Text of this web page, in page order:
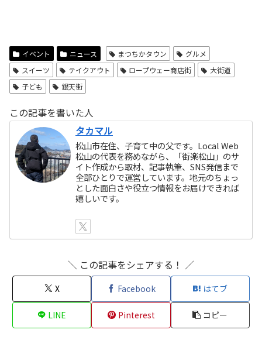
イベント ニュース まつちかタウン
グルメ
スイーツ
テイクアウト ロープウェー商店街
大街道
子ども
銀天街
この記事を書いた人
タカマル
松山市在住、子育て中の父です。Local Web
松山の代表を務めながら、「街楽松山」のサ
イト作成から取材、記事執筆、SNS発信まで
全部ひとりで運営しています。地元のちょっ
とした面白さや役立つ情報をお届けできれば
嬉しいです。
＼ この記事をシェアする！ ／
X Facebook はてブ
LINE Pinterest コピー